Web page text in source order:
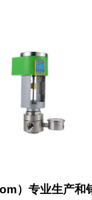
）专业生产和